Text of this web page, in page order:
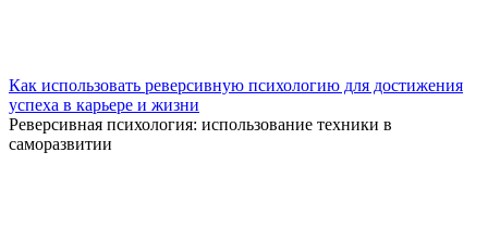
Как использовать реверсивную психологию для достижения
успеха в карьере и жизни
Реверсивная психология: использование техники в
саморазвитии